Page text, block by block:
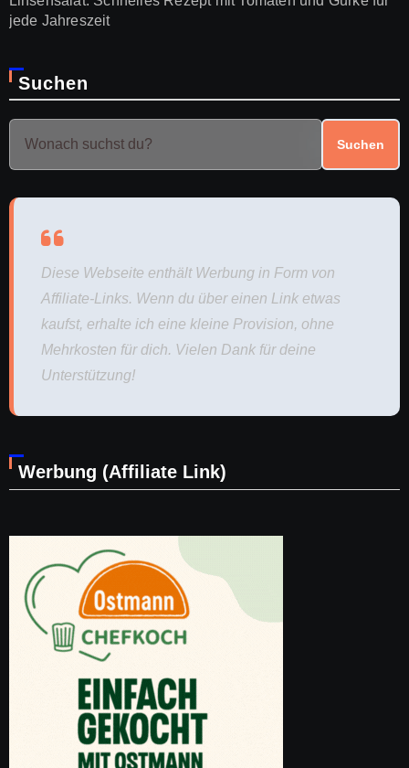
jede Jahreszeit
Suchen
Suchen
Diese Webseite enthält Werbung in Form von
Affiliate-Links. Wenn du über einen Link etwas
kaufst, erhalte ich eine kleine Provision, ohne
Mehrkosten für dich. Vielen Dank für deine
Unterstützung!
Werbung (Affiliate Link)